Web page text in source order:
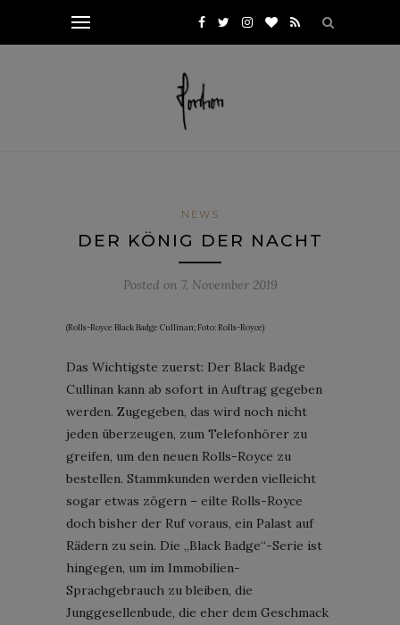
NEWS
DER KÖNIG DER NACHT
Posted on 7. November 2019
(Rolls-Royce Black Badge Cullinan; Foto: Rolls-Royce)
Das Wichtigste zuerst: Der Black Badge
Cullinan kann ab sofort in Auftrag gegeben
werden. Zugegeben, das wird noch nicht
jeden überzeugen, zum Telefonhörer zu
greifen, um den neuen Rolls-Royce zu
bestellen. Stammkunden werden vielleicht
sogar etwas zögern – eilte Rolls-Royce
doch bisher der Ruf voraus, ein Palast auf
Rädern zu sein. Die „Black Badge“-Serie ist
hingegen, um im Immobilien-
Sprachgebrauch zu bleiben, die
Junggesellenbude, die eher dem Geschmack